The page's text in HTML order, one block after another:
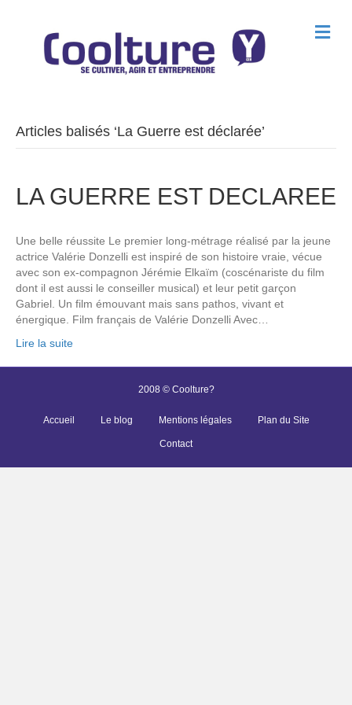
M
e
Articles balisés ‘La Guerre est déclarée’
LA GUERRE EST DECLAREE
Une belle réussite Le premier long-métrage réalisé par la jeune
actrice Valérie Donzelli est inspiré de son histoire vraie, vécue
avec son ex-compagnon Jérémie Elkaïm (coscénariste du film
dont il est aussi le conseiller musical) et leur petit garçon
Gabriel. Un film émouvant mais sans pathos, vivant et
énergique. Film français de Valérie Donzelli Avec…
Lire la suite
2008 © Coolture?
Accueil Le blog Mentions légales Plan du Site
Contact